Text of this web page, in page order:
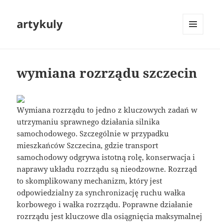
artykuly
wymiana rozrządu szczecin
Wymiana rozrządu to jedno z kluczowych zadań w
utrzymaniu sprawnego działania silnika
samochodowego. Szczególnie w przypadku
mieszkańców Szczecina, gdzie transport
samochodowy odgrywa istotną rolę, konserwacja i
naprawy układu rozrządu są nieodzowne. Rozrząd
to skomplikowany mechanizm, który jest
odpowiedzialny za synchronizację ruchu wałka
korbowego i wałka rozrządu. Poprawne działanie
rozrządu jest kluczowe dla osiągnięcia maksymalnej